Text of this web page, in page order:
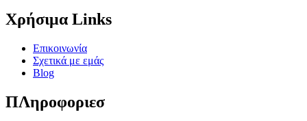
Χρήσιμα Links
Επικοινωνία
Σχετικά με εμάς
Blog
ΠΛηροφοριεσ